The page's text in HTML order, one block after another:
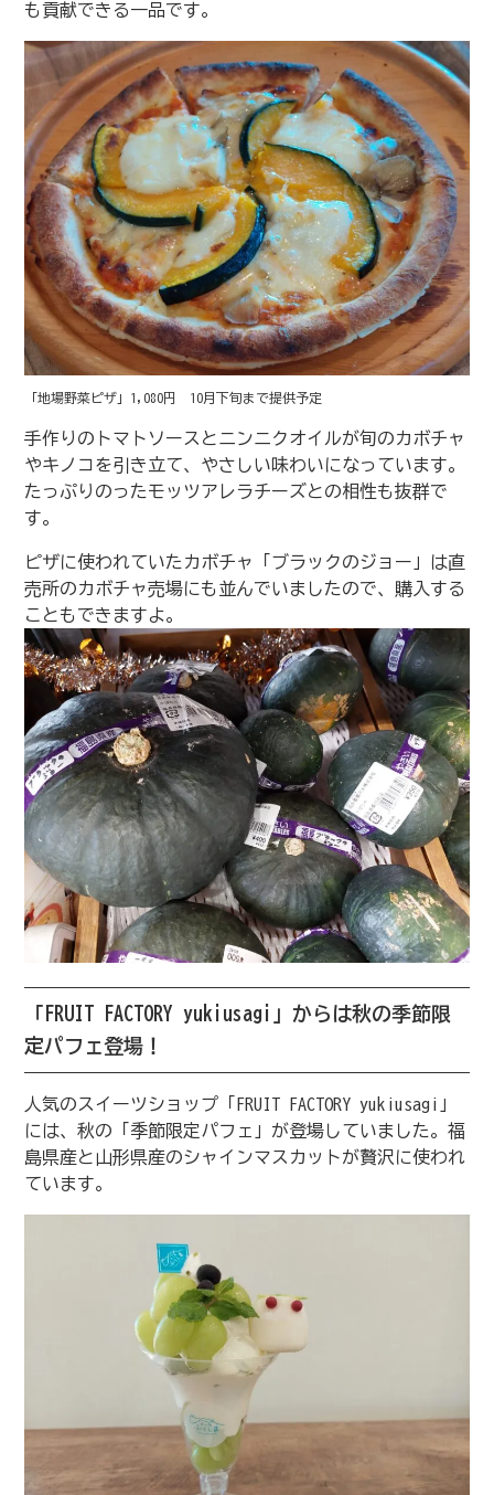
も貢献できる一品です。
「地場野菜ピザ」1,080円 10月下旬まで提供予定
手作りのトマトソースとニンニクオイルが旬のカボチャ
やキノコを引き立て、やさしい味わいになっています。
たっぷりのったモッツアレラチーズとの相性も抜群で
す。
ピザに使われていたカボチャ「ブラックのジョー」は直
売所のカボチャ売場にも並んでいましたので、購入する
こともできますよ。
「FRUIT FACTORY yukiusagi」からは秋の季節限
定パフェ登場！
人気のスイーツショップ「FRUIT FACTORY yukiusagi」
には、秋の「季節限定パフェ」が登場していました。福
島県産と山形県産のシャインマスカットが贅沢に使われ
ています。